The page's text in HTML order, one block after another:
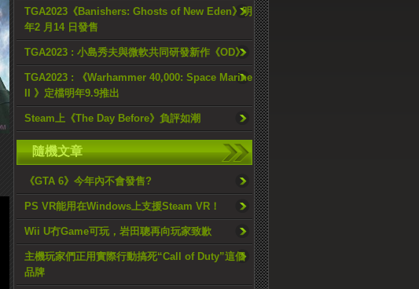
TGA2023《Banishers: Ghosts of New Eden》明
年2 月14 日發售
TGA2023 : 小島秀夫與微軟共同研發新作《OD》
TGA2023 : 《Warhammer 40,000: Space Marine
II 》定檔明年9.9推出
Steam上《The Day Before》負評如潮
隨機文章
《GTA 6》今年內不會發售?
PS VR能用在Windows上支援Steam VR！
Wii U冇Game可玩，岩田聰再向玩家致歉
主機玩家們正用實際行動搞死“Call of Duty”這個
品牌